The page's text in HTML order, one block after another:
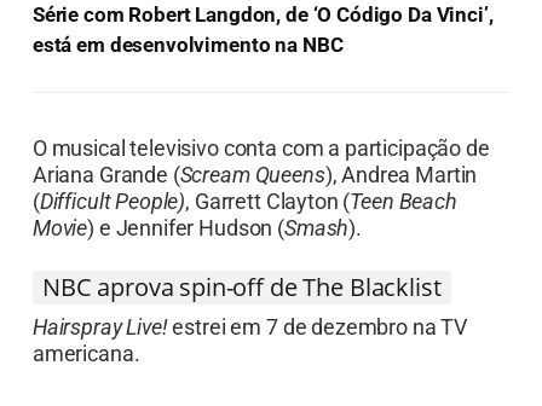
Série com Robert Langdon, de ‘O Código Da Vinci’,
está em desenvolvimento na NBC
O musical televisivo conta com a participação de
Ariana Grande (Scream Queens), Andrea Martin
(Difficult People), Garrett Clayton (Teen Beach
Movie) e Jennifer Hudson (Smash).
NBC aprova spin-off de The Blacklist
Hairspray Live!estrei em 7 de dezembro na TV
americana.